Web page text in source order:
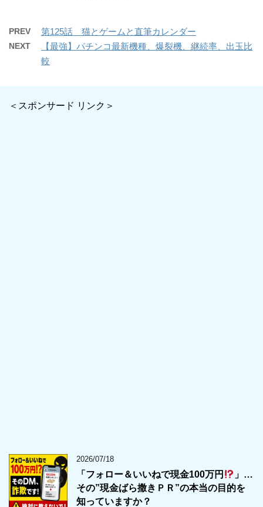
PREV 第125話 猫とゲームと直筆カレンダー
NEXT
【最強】パチンコ最新機種、爆裂機、継続率、出玉比
較
＜スポンサード リンク＞
2026/07/18
「フォロー＆いいねで現金100万円
」…
その”現金ばら撒きＰＲ”の本当の目的を
知っていますか？